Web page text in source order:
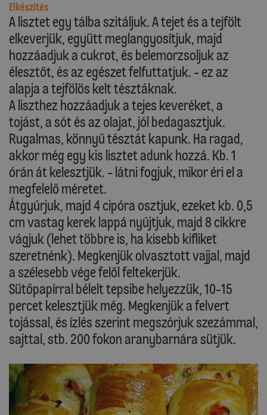
Elkészítés
A lisztet egy tálba szitáljuk. A tejet és a tejfölt
elkeverjük, együtt meglangyosítjuk, majd
hozzáadjuk a cukrot, és belemorzsoljuk az
élesztőt, és az egészet felfuttatjuk. - ez az
alapja a tejfölös kelt tésztáknak.
A liszthez hozzáadjuk a tejes keveréket, a
tojást, a sót és az olajat, jól bedagasztjuk.
Rugalmas, könnyű tésztát kapunk. Ha ragad,
akkor még egy kis lisztet adunk hozzá. Kb. 1
órán át kelesztjük. - látni fogjuk, mikor éri el a
megfelelő méretet.
Átgyúrjuk, majd 4 cipóra osztjuk, ezeket kb. 0,5
cm vastag kerek lappá nyújtjuk, majd 8 cikkre
vágjuk (lehet többre is, ha kisebb kifliket
szeretnénk). Megkenjük olvasztott vajjal, majd
a szélesebb vége felől feltekerjük.
Sütőpapírral bélelt tepsibe helyezzük, 10-15
percet kelesztjük még. Megkenjük a felvert
tojással, és ízlés szerint megszórjuk szezámmal,
sajttal, stb. 200 fokon aranybarnára sütjük.